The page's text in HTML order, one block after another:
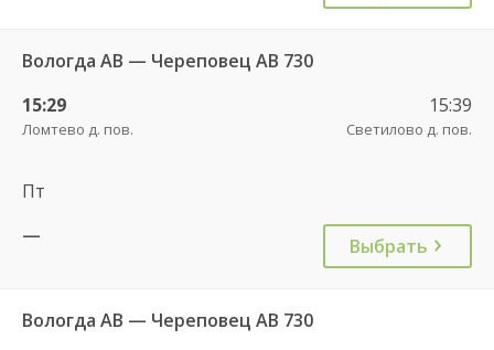
Вологда АВ — Череповец АВ 730
15:29
Ломтево д. пов.
15:39
Светилово д. пов.
Пт
—
Выбрать
Вологда АВ — Череповец АВ 730